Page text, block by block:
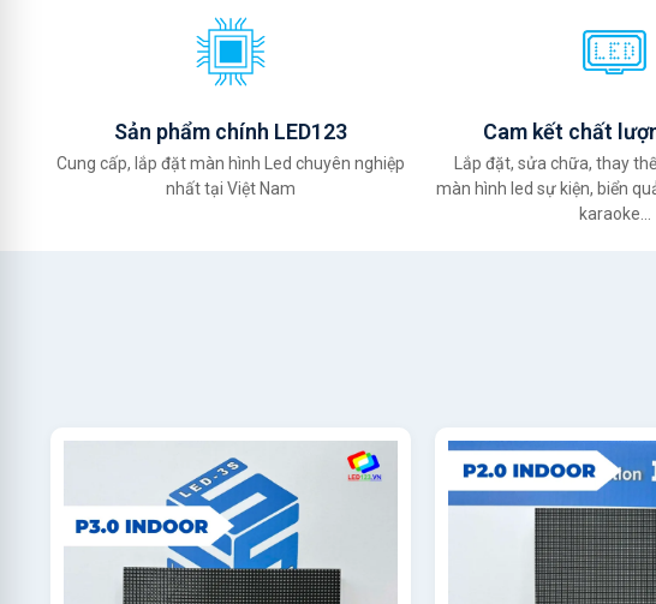
Sản phẩm chính LED123
Cung cấp, lắp đặt màn hình Led chuyên nghiệp
nhất tại Việt Nam
Cam kết chất
Lắp đặt, sửa chữa, thay
màn hình led sự kiện, biển
karaoke...